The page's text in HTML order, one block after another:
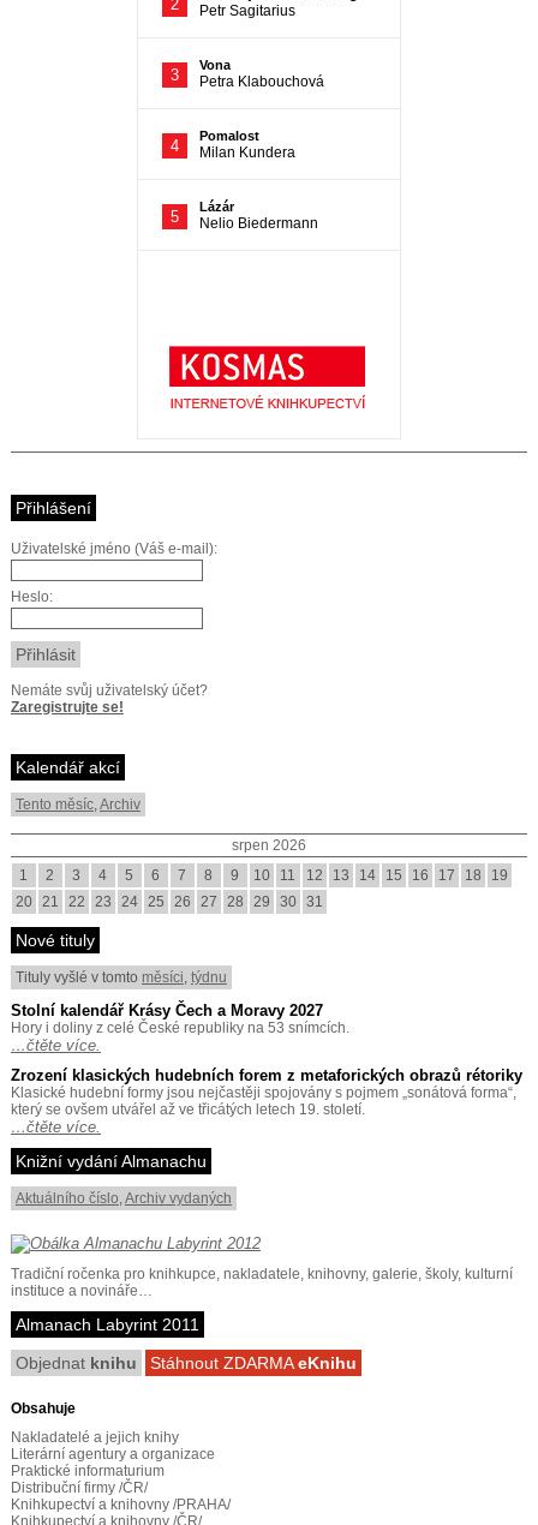
Přihlášení
Uživatelské jméno (Váš e-mail):
Heslo:
Nemáte svůj uživatelský účet?
Zaregistrujte se!
Kalendář akcí
Tento měsíc,Archiv
srpen 2026
1
2 3 4 5 6 7 8 9 10 11 12 13 14 15 16 17 18
19
20 21 22 23 24 25 26 27 28 29 30 31
Nové tituly
Tituly vyšlé v tomto měsíci, týdnu
Stolní kalendář Krásy Čech a Moravy 2027
Hory i doliny z celé České republiky na 53 snímcích.
…čtěte více.
Zrození klasických hudebních forem z metaforických obrazů rétoriky
Klasické hudební formy jsou nejčastěji spojovány s pojmem „sonátová forma“,
který se ovšem utvářel až ve třicátých letech 19. století.
…čtěte více.
Knižní vydání Almanachu
Aktuálního číslo,Archiv vydaných
Tradiční ročenka pro knihkupce, nakladatele, knihovny, galerie, školy, kulturní
instituce a novináře…
Almanach Labyrint 2011
Objednat knihu Stáhnout ZDARMAeKnihu
Obsahuje
Nakladatelé a jejich knihy
Literární agentury a organizace
Praktické informaturium
Distribuční firmy /ČR/
Knihkupectví a knihovny /PRAHA/
Knihkupectví a knihovny /ČR/